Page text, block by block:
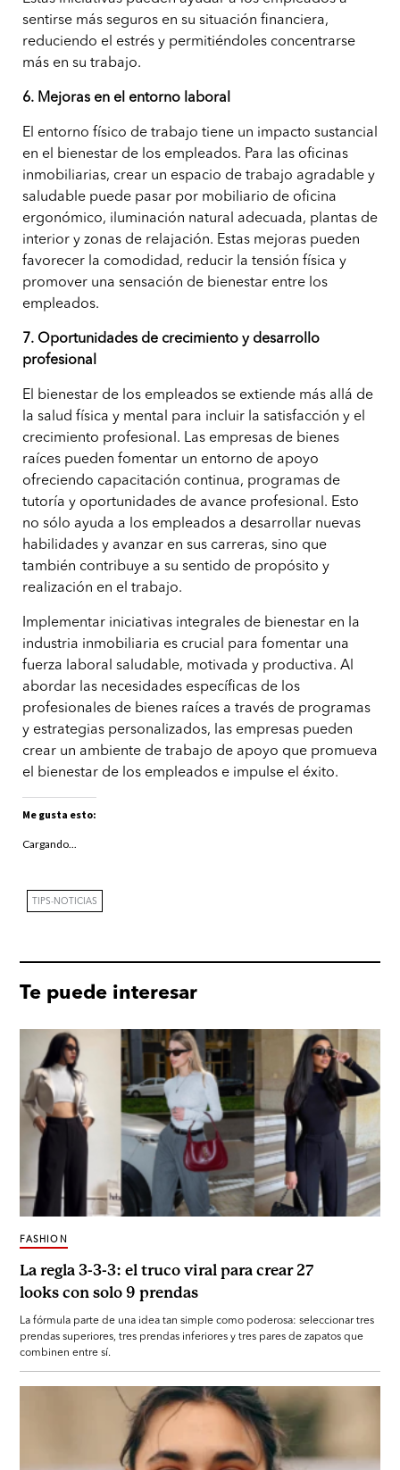
sentirse más seguros en su situación financiera,
reduciendo el estrés y permitiéndoles concentrarse
más en su trabajo.
6. Mejoras en el entorno laboral
El entorno físico de trabajo tiene un impacto sustancial
en el bienestar de los empleados. Para las oficinas
inmobiliarias, crear un espacio de trabajo agradable y
saludable puede pasar por mobiliario de oficina
ergonómico, iluminación natural adecuada, plantas de
interior y zonas de relajación. Estas mejoras pueden
favorecer la comodidad, reducir la tensión física y
promover una sensación de bienestar entre los
empleados.
7. Oportunidades de crecimiento y desarrollo
profesional
El bienestar de los empleados se extiende más allá de
la salud física y mental para incluir la satisfacción y el
crecimiento profesional. Las empresas de bienes
raíces pueden fomentar un entorno de apoyo
ofreciendo capacitación continua, programas de
tutoría y oportunidades de avance profesional. Esto
no sólo ayuda a los empleados a desarrollar nuevas
habilidades y avanzar en sus carreras, sino que
también contribuye a su sentido de propósito y
realización en el trabajo.
Implementar iniciativas integrales de bienestar en la
industria inmobiliaria es crucial para fomentar una
fuerza laboral saludable, motivada y productiva. Al
abordar las necesidades específicas de los
profesionales de bienes raíces a través de programas
y estrategias personalizados, las empresas pueden
crear un ambiente de trabajo de apoyo que promueva
el bienestar de los empleados e impulse el éxito.
Me gusta esto:
Cargando...
TIPS-NOTICIAS
Te puede interesar
La regla 3-3-3: el truco viral para crear 27
looks con solo 9 prendas
FASHION
La fórmula parte de una idea tan simple como poderosa: seleccionar tres
prendas superiores, tres prendas inferiores y tres pares de zapatos que
combinen entre sí.